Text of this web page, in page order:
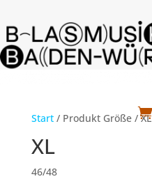
Start/ Produkt Größe / XL
XL
46/48